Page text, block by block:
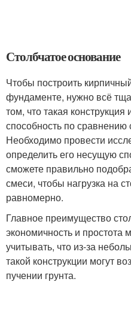
Столбчатое основание
Чтобы построить
фундаменте, нужно всё
том, что такая
способность по
Необходимо провести
определить его несущую
сможете правильно
смеси, чтобы нагрузка на
равномерно.
Главное преимущество
экономичность и простота
учитывать, что из-за
такой конструкции могут
пучении грунта.